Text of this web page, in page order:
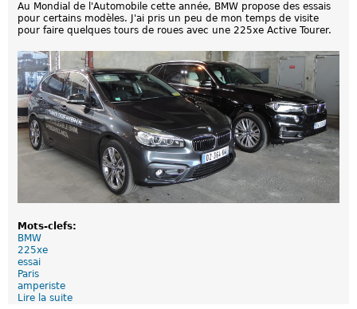
2
5
x
L
é
g
e
r
r
t
e
Au Mondial de l'Automobile cette année, BMW propose des essais
pour certains modèles. J'ai pris un peu de mon temps de visite
pour faire quelques tours de roues avec une 225xe Active Tourer.
Mots-clefs:
BMW
225xe
essai
Paris
amperiste
Lire la suite